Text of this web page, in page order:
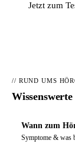
Jetzt zum
// RUND UMS
Wann zum
Symptome & was